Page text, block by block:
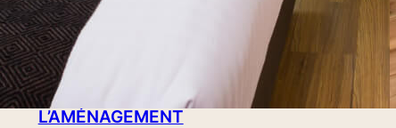
COIN-BAR DANS LE SALON : LES
IDÉES POUR RÉUSSIR
L’AMÉNAGEMENT